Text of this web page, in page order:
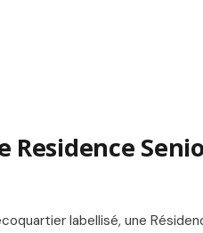
labellisé, une